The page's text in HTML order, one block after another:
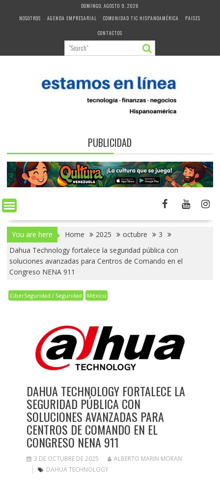
DOMINGO, AGOSTO 9, 2026
NOSOTROS
AGENDA EMPRESARIAL COMUNIDAD TIC HISPANOAMÉRICA
PAISES
CONTACTOS
PUBLICIDAD
You are here Home 2025 octubre
3
Dahua Technology fortalece la seguridad pública con
soluciones avanzadas para Centros de Comando en el
Congreso NENA 911
CiberSeguridad / Seguridad México
DAHUA TECHNOLOGY FORTALECE LA
SEGURIDAD PÚBLICA CON
SOLUCIONES AVANZADAS PARA
CENTROS DE COMANDO EN EL
CONGRESO NENA 911
3 DE OCTUBRE DE 2025
ALBERTO MARIN MORAN
DAHUA TECHNOLOGY